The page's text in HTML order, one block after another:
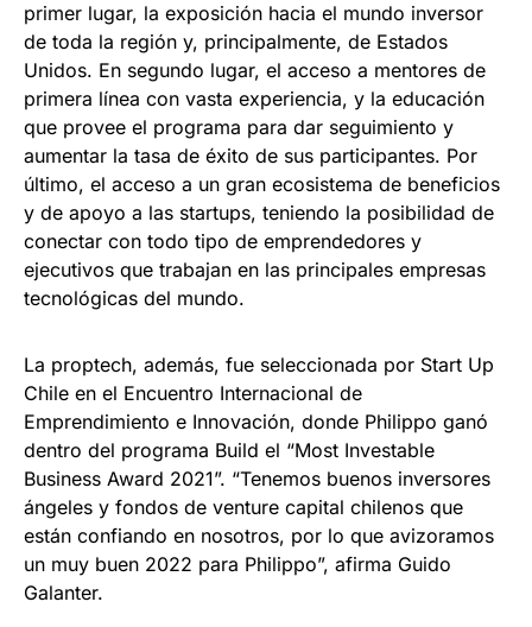
primer lugar, la exposición hacia el mundo inversor
de toda la región y, principalmente, de Estados
Unidos. En segundo lugar, el acceso a mentores de
primera línea con vasta experiencia, y la educación
que provee el programa para dar seguimiento y
aumentar la tasa de éxito de sus participantes. Por
último, el acceso a un gran ecosistema de beneficios
y de apoyo a las startups, teniendo la posibilidad de
conectar con todo tipo de emprendedores y
ejecutivos que trabajan en las principales empresas
tecnológicas del mundo.
La proptech, además, fue seleccionada por Start Up
Chile en el Encuentro Internacional de
Emprendimiento e Innovación, donde Philippo ganó
dentro del programa Build el “Most Investable
Business Award 2021”. “Tenemos buenos inversores
ángeles y fondos de venture capital chilenos que
están confiando en nosotros, por lo que avizoramos
un muy buen 2022 para Philippo”, afirma Guido
Galanter.